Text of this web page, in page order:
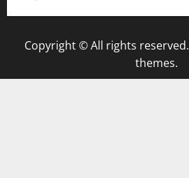
Copyright © All rights reserved.
themes.